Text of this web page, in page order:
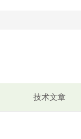
技术文章